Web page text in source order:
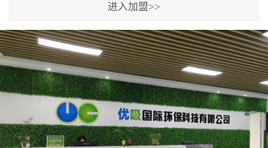
专利保护优势、双甲资质
企业（“室内环境净化治理
甲级施工资质”“室内环境
污染治理资质等级证
书”）、拥有多名高级《环
境工程高级工程师》室内
空气治理资格认证的治理
进入加盟>>